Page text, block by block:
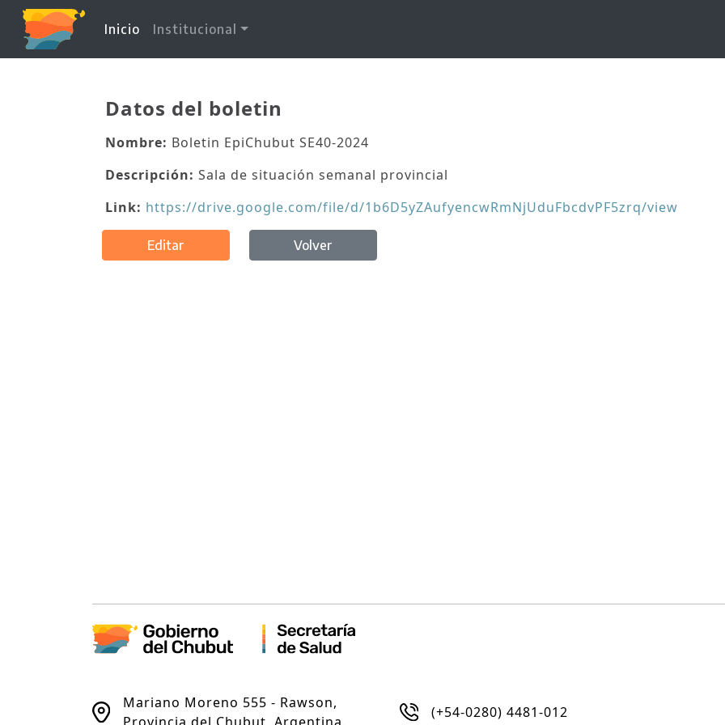
Inicio (current)
Institucional
Datos del boletin
Nombre: Boletin EpiChubut SE40-2024
Descripción: Sala de situación semanal provincial
Link: https://drive.google.com/file/d/1b6D5yZAufyencwRmNjUduFbcdvPF5zrq/view
Editar Volver
Mariano Moreno 555 - Rawson,
(+54-0280) 4481-012